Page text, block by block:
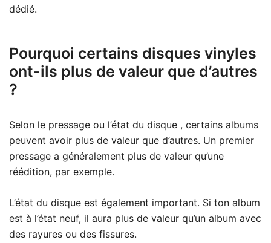
dédié.
Pourquoi certains disques vinyles
ont-ils plus de valeur que d’autres
?
Selon le pressage ou l’état du disque , certains albums
peuvent avoir plus de valeur que d’autres. Un premier
pressage a généralement plus de valeur qu’une
réédition, par exemple.
L’état du disque est également important. Si ton album
est à l’état neuf, il aura plus de valeur qu’un album avec
des rayures ou des fissures.